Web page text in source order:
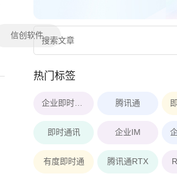
信创软件
热门标签
企业即时通讯软件 腾讯通
即时通讯 企业IM
有度即时通 腾讯通RTX